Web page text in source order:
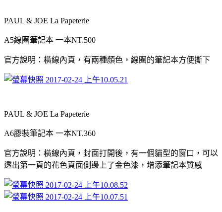
PAUL & JOE La Papeterie
A5線圈筆記本 一本NT.500
官方說明：橫線內頁，有兩種顏色，線圈的筆記本方便撕下
PAUL & JOE La Papeterie
A6膠裝筆記本 一本NT.360
官方說明：橫線內頁，封面打開後，有一個貓型的窗口，可以
透出第一頁的花色頁面側邊上了金色漆，增添筆記本質感